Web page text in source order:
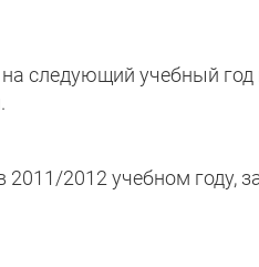
следующий учебный год
2012 учебном году,